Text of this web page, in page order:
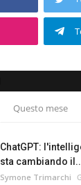
Questo mese
ChatGPT:
sta cambiando
Symone Trimarchi